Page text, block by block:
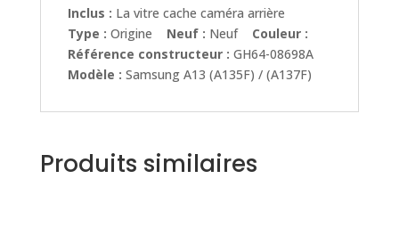
Inclus : La vitre cache caméra arrière
Type : Origine Neuf : Neuf Couleur :
Référence constructeur : GH64-08698A
Modèle : Samsung A13 (A135F) / (A137F)
Produits similaires